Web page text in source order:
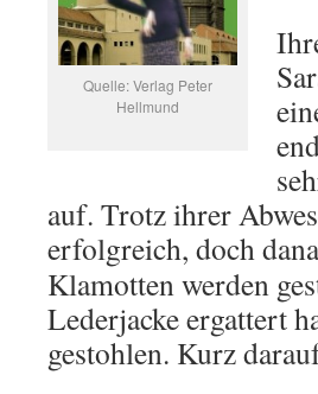
Quelle: Verlag Peter
Hellmund
auf. Trotz ihrer
erfolgreich, doch
Klamotten werden
Lederjacke ergattert
gestohlen. Kurz